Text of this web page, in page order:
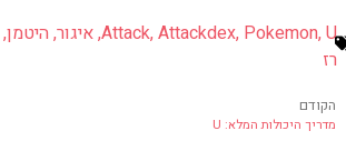
Attack,Attackdex, Pokemon,U
,איגור, היטמן,
רז
הקודם
מדריך היכולות המלא: U